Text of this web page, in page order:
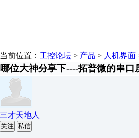
当前位置： 工控论坛 > 产品 > 人机界面
哪位大神分享下----拓普微的串口
三才天地人
关注 私信